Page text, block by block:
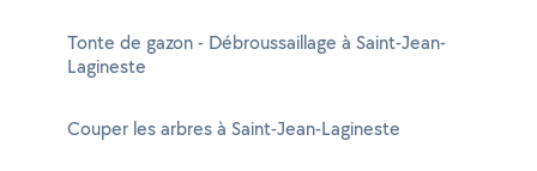
Tonte de gazon - Débroussaillage à Saint-Jean-
Lagineste
Couper les arbres à Saint-Jean-Lagineste